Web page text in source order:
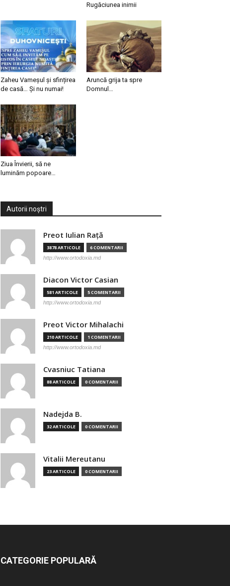
Rugăciunea inimii
Zaheu Vameșul și sfințirea
de casă… Și nu numai!
Aruncă grija ta spre
Domnul…
Ziua Învierii, să ne
luminăm popoare…
Autorii noștri
Preot Iulian Raţă
3878 ARTICOLE 6 COMENTARII
http://www.ortodoxia.md
Diacon Victor Casian
581 ARTICOLE 5 COMENTARII
http://www.ortodoxia.md
Preot Victor Mihalachi
210 ARTICOLE 1 COMENTARII
http://www.ortodoxia.md
Cvasniuc Tatiana
88 ARTICOLE 0 COMENTARII
Nadejda B.
32 ARTICOLE 0 COMENTARII
Vitalii Mereutanu
23 ARTICOLE 0 COMENTARII
CATEGORIE POPULARĂ